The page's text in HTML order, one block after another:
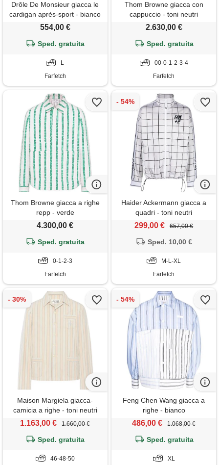
Drôle De Monsieur giacca le
cardigan après-sport - bianco
554,00 €
Sped. gratuita
L
Farfetch
Thom Browne giacca con
cappuccio - toni neutri
2.630,00 €
Sped. gratuita
00-0-1-2-3-4
Farfetch
Thom Browne giacca a righe
repp - verde
4.300,00 €
Sped. gratuita
0-1-2-3
Farfetch
Haider Ackermann giacca a
quadri - toni neutri
299,00 € 657,00 €
Sped. 10,00 €
M-L-XL
Farfetch
Maison Margiela giacca-
camicia a righe - toni neutri
1.163,00 € 1.660,00 €
Sped. gratuita
46-48-50
Feng Chen Wang giacca a
righe - bianco
486,00 € 1.068,00 €
Sped. gratuita
XL